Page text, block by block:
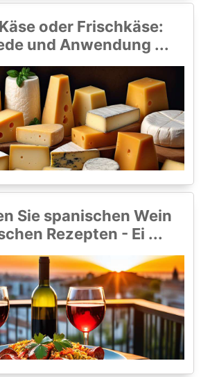
oder Frischkäse:
und Anwendung ...
Sie spanischen Wein
Rezepten - Ei ...